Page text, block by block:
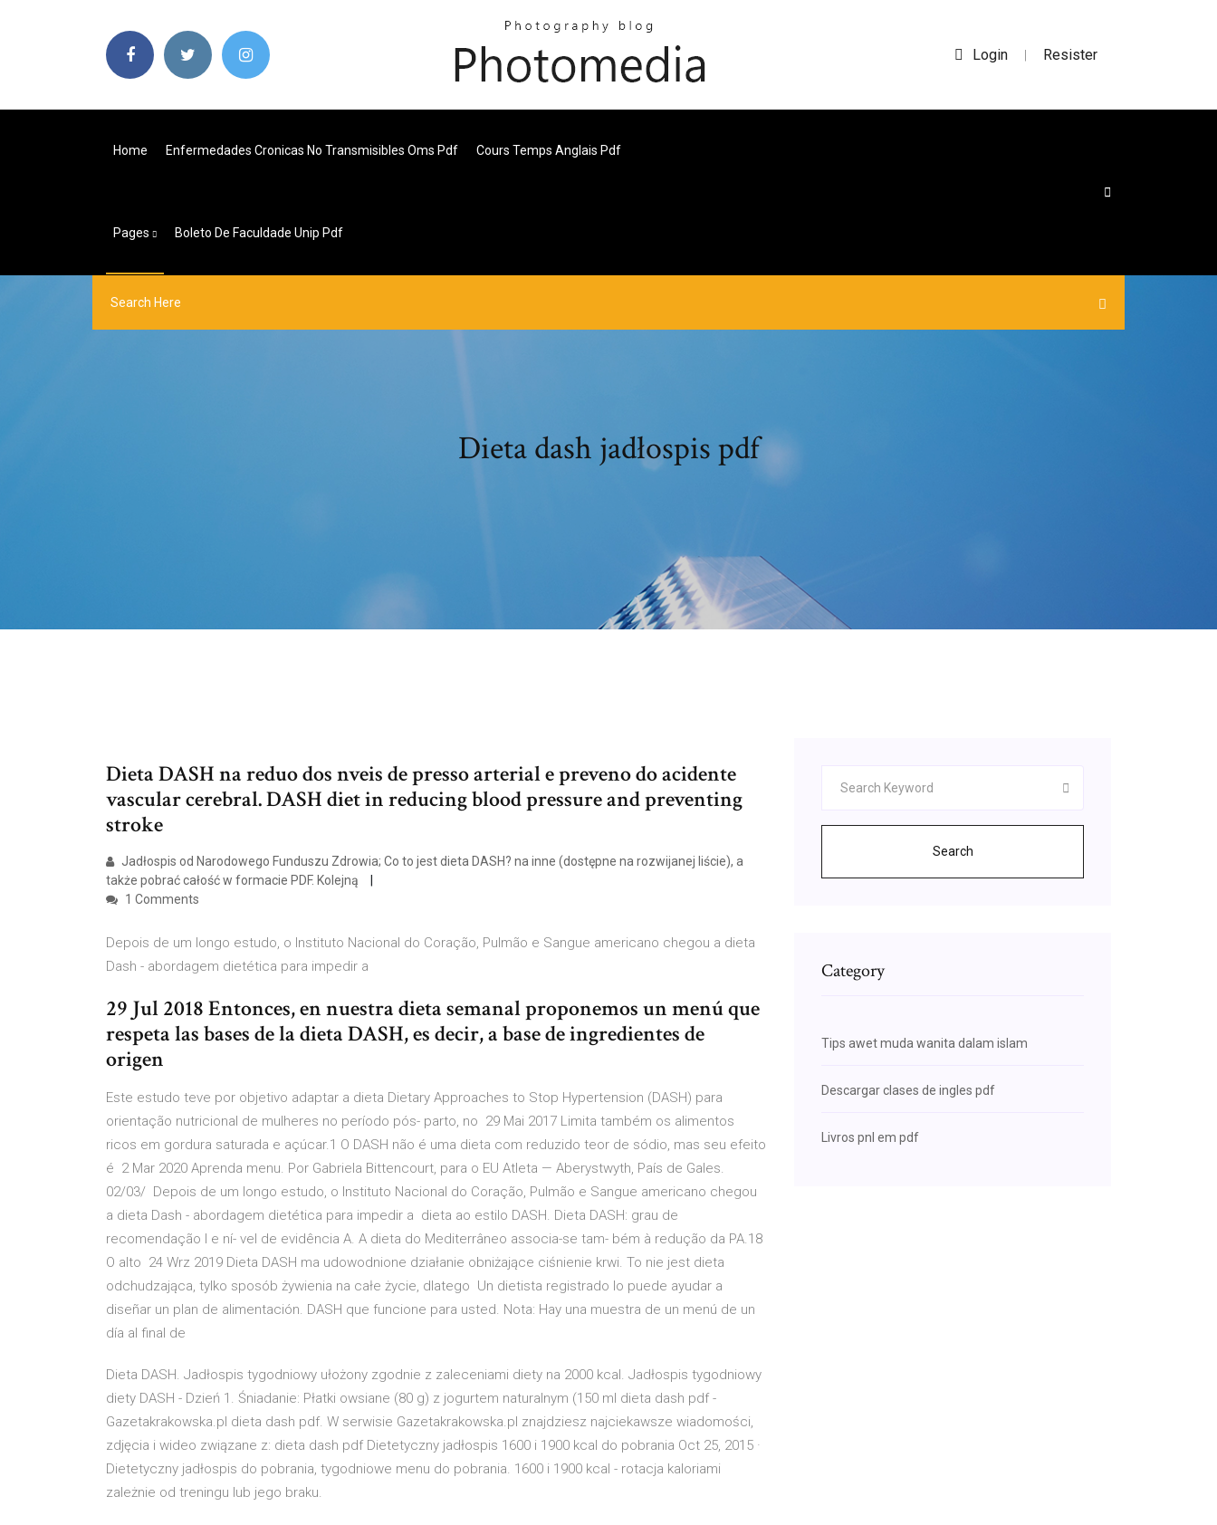
Login | Resister
Home Enfermedades Cronicas No Transmisibles Oms Pdf Cours Temps Anglais Pdf
Pages Boleto De Faculdade Unip Pdf
Dieta dash jadłospis pdf
Dieta DASH na reduo dos nveis de presso arterial e preveno do acidente
vascular cerebral. DASH diet in reducing blood pressure and preventing
stroke
Jadłospis od Narodowego Funduszu Zdrowia; Co to jest dieta DASH? na inne (dostępne na rozwijanej liście), a
także pobrać całość w formacie PDF. Kolejną
1 Comments
Depois de um longo estudo, o Instituto Nacional do Coração, Pulmão e Sangue americano chegou a dieta
Dash - abordagem dietética para impedir a
29 Jul 2018 Entonces, en nuestra dieta semanal proponemos un menú que
respeta las bases de la dieta DASH, es decir, a base de ingredientes de
origen
Este estudo teve por objetivo adaptar a dieta Dietary Approaches to Stop Hypertension (DASH) para
orientação nutricional de mulheres no período pós- parto, no 29 Mai 2017 Limita também os alimentos
ricos em gordura saturada e açúcar.1 O DASH não é uma dieta com reduzido teor de sódio, mas seu efeito
é 2 Mar 2020 Aprenda menu. Por Gabriela Bittencourt, para o EU Atleta — Aberystwyth, País de Gales.
02/03/ Depois de um longo estudo, o Instituto Nacional do Coração, Pulmão e Sangue americano chegou
a dieta Dash - abordagem dietética para impedir a dieta ao estilo DASH. Dieta DASH: grau de
recomendação I e ní- vel de evidência A. A dieta do Mediterrâneo associa-se tam- bém à redução da PA.18
O alto 24 Wrz 2019 Dieta DASH ma udowodnione działanie obniżające ciśnienie krwi. To nie jest dieta
odchudzająca, tylko sposób żywienia na całe życie, dlatego Un dietista registrado lo puede ayudar a
diseñar un plan de alimentación. DASH que funcione para usted. Nota: Hay una muestra de un menú de un
día al final de
Dieta DASH. Jadłospis tygodniowy ułożony zgodnie z zaleceniami diety na 2000 kcal. Jadłospis tygodniowy
diety DASH - Dzień 1. Śniadanie: Płatki owsiane (80 g) z jogurtem naturalnym (150 ml dieta dash pdf -
Gazetakrakowska.pl dieta dash pdf. W serwisie Gazetakrakowska.pl znajdziesz najciekawsze wiadomości,
zdjęcia i wideo związane z: dieta dash pdf Dietetyczny jadłospis 1600 i 1900 kcal do pobrania Oct 25, 2015 ·
Dietetyczny jadłospis do pobrania, tygodniowe menu do pobrania. 1600 i 1900 kcal - rotacja kaloriami
zależnie od treningu lub jego braku.
Search
Category
Tips awet muda wanita dalam islam
Descargar clases de ingles pdf
Livros pnl em pdf